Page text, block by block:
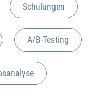
Schu­lun­gen
A/B-Test­ing